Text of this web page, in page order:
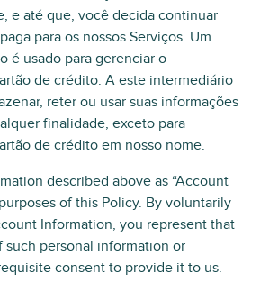
e até que, você decida continuar
para os nossos Serviços. Um
é usado para gerenciar o
de crédito. A este intermediário
reter ou usar suas informações
finalidade, exceto para
de crédito em nosso nome.
described above as “Account
of this Policy. By voluntarily
Information, you represent that
personal information or
consent to provide it to us.